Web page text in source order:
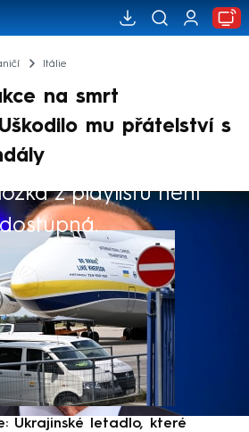
Itálie
na smrt
Uškodilo mu přátelství s
z playlistu není
dostupná.
Ukrajinské letadlo, které